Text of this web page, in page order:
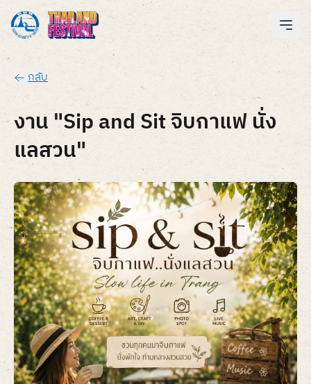
กลับ
งาน "Sip and Sit จิบกาแฟ นั่ง
แลสวน"